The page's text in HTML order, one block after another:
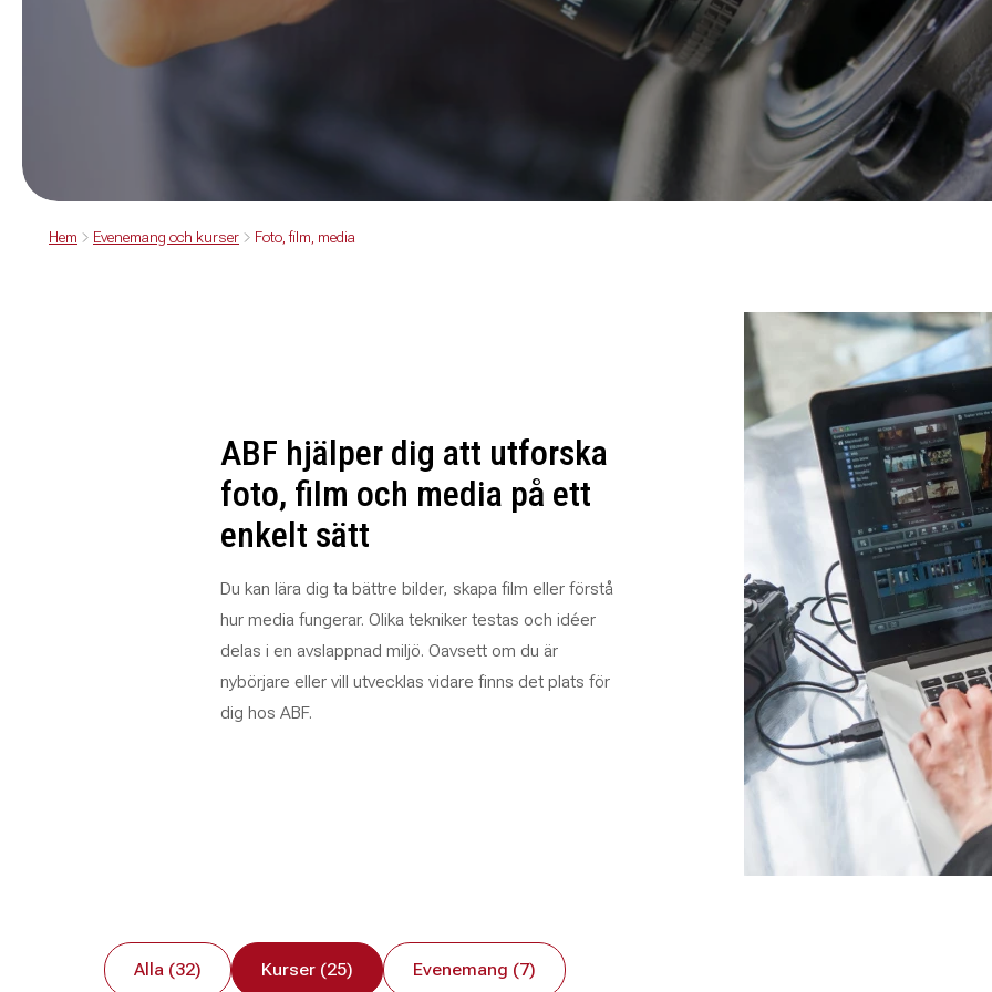
Hem Evenemang och kurser Foto, film, media
ABF hjälper dig att utforska
foto, film och media på ett
enkelt sätt
Du kan lära dig ta bättre bilder, skapa film eller förstå
hur media fungerar. Olika tekniker testas och idéer
delas i en avslappnad miljö. Oavsett om du är
nybörjare eller vill utvecklas vidare finns det plats för
dig hos ABF.
Alla (32) Kurser (25) Evenemang (7)